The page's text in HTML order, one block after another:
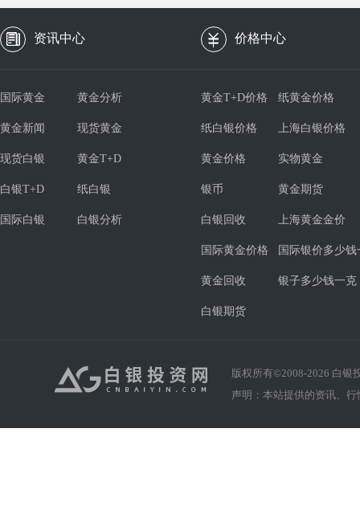
资讯中心 价格中心
国际黄金 黄金分析
黄金新闻 现货黄金
现货白银 黄金T+D
白银T+D 纸白银
国际白银 白银分析
黄金T+D价格 纸黄金价格
纸白银价格 上海白银价格
黄金价格 实物黄金
银币 黄金期货
白银回收 上海黄金金价
国际黄金价格 国际银价多少钱
黄金回收 银子多少钱一克
白银期货
版权所有©2008-2026 白银
声明：本站提供的资讯、